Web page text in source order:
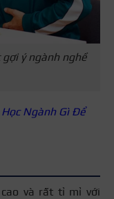
ý ngành nghề
Ngành Gì Để
và rất tỉ mỉ với